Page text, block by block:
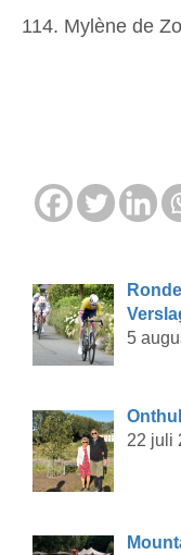
114. Mylène de
5
22 juli